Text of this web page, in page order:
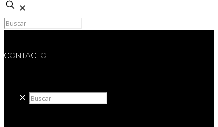
✕
CONTACTO
✕